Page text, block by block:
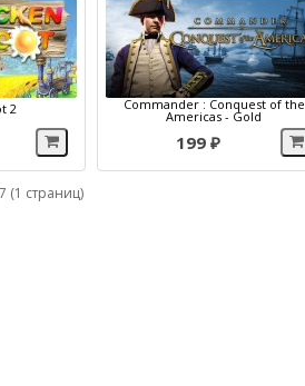
2 Commander : Conquest of the
Americas - Gold
199 ₽
(1 страниц)